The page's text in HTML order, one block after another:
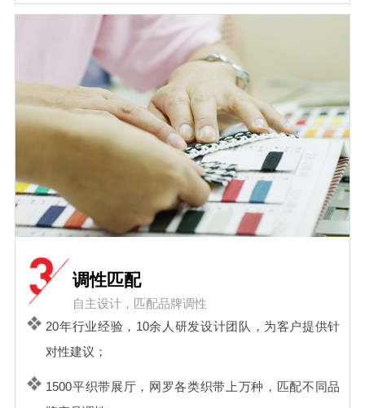
调性匹配
自主设计，匹配品牌调性
20年行业经验，10余人研发设计团队，为客户提供针
对性建议；
1500平织带展厅，网罗各类织带上万种，匹配不同品